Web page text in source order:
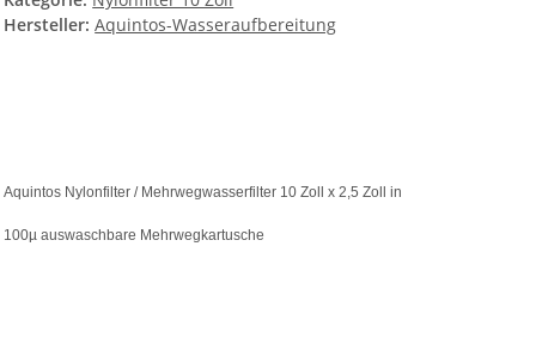
Hersteller: Aquintos-Wasseraufbereitung
Aquintos Nylonfilter / Mehrwegwasserfilter 10 Zoll x 2,5 Zoll in
100µ auswaschbare Mehrwegkartusche